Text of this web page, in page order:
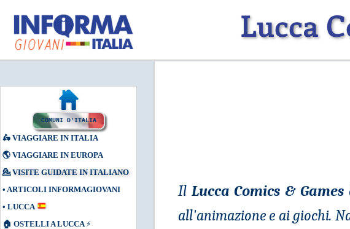
Lucca
COMUNI D'ITALIA
🛵 VIAGGIARE IN ITALIA
🌎 VIAGGIARE IN EUROPA
💁 VISITE GUIDATE IN ITALIANO
• ARTICOLI INFORMAGIOVANI
• LUCCA
🏠 OSTELLI A LUCCA ⚡
Il Lucca Comics & Games
all'animazione e ai giochi.